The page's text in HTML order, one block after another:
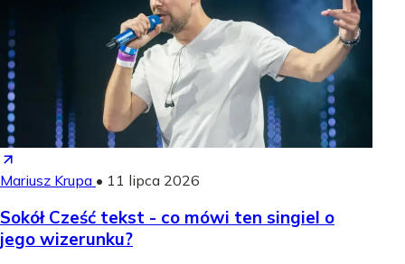
Mariusz Krupa • 11 lipca 2026
Sokół Cześć tekst - co mówi ten singiel o
jego wizerunku?